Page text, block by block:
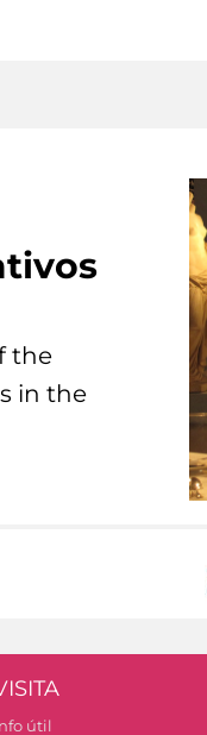
the
in the
útil